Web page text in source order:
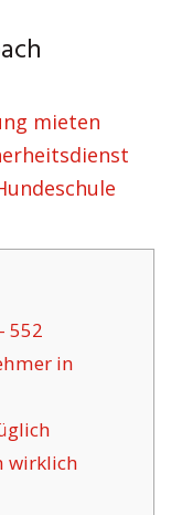
mieten
552
in
wirklich